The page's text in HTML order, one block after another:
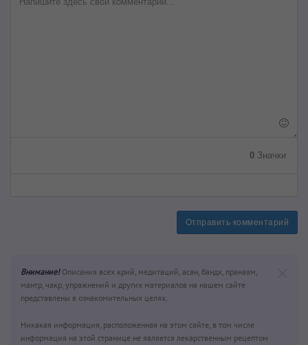
0 Значки
Отправить комментарий
Внимание!Описания всех крий, медитаций, асан, бандх, пранаям,
мантр, чакр, упражнений и других материалов на нашем сайте
представлены в ознакомительных целях.
Никакая информация, расположенная на этом сайте, в том числе
информация на этой странице не является лекарственным рецептом